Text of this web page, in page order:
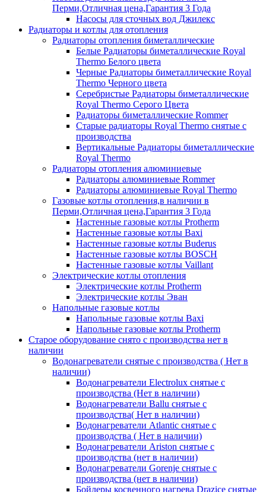
Перми,Отличная цена,Гарантия 3 Года
Насосы для сточных вод Джилекс
Радиаторы и котлы для отопления
Радиаторы отопления биметаллические
Белые Радиаторы биметаллические Royal
Thermo Белого цвета
Черные Радиаторы биметаллические Royal
Thermo Черного цвета
Серебристые Радиаторы биметаллические
Royal Thermo Серого Цвета
Радиаторы биметаллические Rommer
Старые радиаторы Royal Thermo снятые с
производства
Вертикальные Радиаторы биметаллические
Royal Thermo
Радиаторы отопления алюминиевые
Радиаторы алюминиевые Rommer
Радиаторы алюминиевые Royal Thermo
Газовые котлы отопления,в наличии в
Перми,Отличная цена,Гарантия 3 Года
Настенные газовые котлы Protherm
Настенные газовые котлы Baxi
Настенные газовые котлы Buderus
Настенные газовые котлы BOSCH
Настенные газовые котлы Vaillant
Электрические котлы отопления
Электрические котлы Protherm
Электрические котлы Эван
Напольные газовые котлы
Напольные газовые котлы Baxi
Напольные газовые котлы Protherm
Старое оборудование снято с производства нет в
наличии
Водонагреватели снятые с производства ( Нет в
наличии)
Водонагреватели Electrolux снятые с
производства (Нет в наличии)
Водонагреватели Ballu снятые с
производства( Нет в наличии)
Водонагреватели Atlantic снятые с
производства ( Нет в наличии)
Водонагреватели Ariston снятые с
производства (нет в наличии)
Водонагреватели Gorenje снятые с
производства (нет в наличии)
Бойлеры косвенного нагрева Drazice снятые